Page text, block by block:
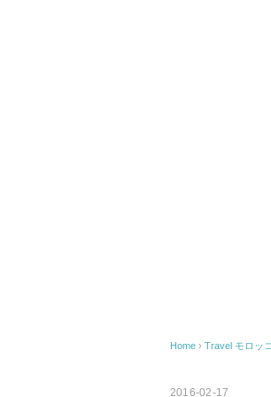
Home › Travel モロッコ
2016-02-17